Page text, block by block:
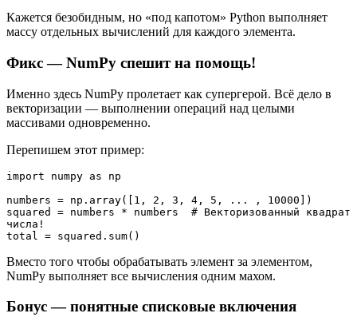
Кажется безобидным, но «под капотом» Python выполняет
массу отдельных вычислений для каждого элемента.
Фикс — NumPy спешит на помощь!
Именно здесь NumPy пролетает как супергерой. Всё дело в
векторизации — выполнении операций над целыми
массивами одновременно.
Перепишем этот пример:
import numpy as np
numbers = np.array([1, 2, 3, 4, 5, ... , 10000])
squared = numbers * numbers  # Векторизованный квадрат
числа!
total = squared.sum()
Вместо того чтобы обрабатывать элемент за элементом,
NumPy выполняет все вычисления одним махом.
Бонус — понятные списковые включения